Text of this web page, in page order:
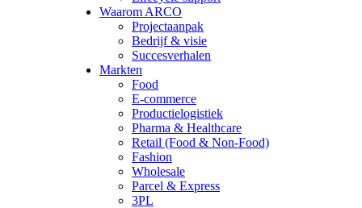
Waarom ARCO
Projectaanpak
Bedrijf & visie
Succesverhalen
Markten
Food
E-commerce
Productielogistiek
Pharma & Healthcare
Retail (Food & Non-Food)
Fashion
Wholesale
Parcel & Express
3PL